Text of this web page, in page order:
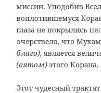
миссии. Уподобив
воплотившемуся
глаза не покрылись
очерствело, что
благо), является
(аятом) этого Корана.
Этот чудесный